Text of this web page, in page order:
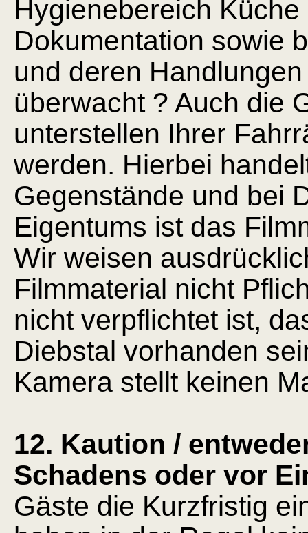
Hygienebereich
Dokumentation sowie
und deren
überwacht ? Auch die
unterstellen Ihrer
werden. Hierbei
Gegenstände und bei
Eigentums ist das
Wir weisen
Filmmaterial nicht
nicht verpflichtet ist,
Diebstal vorhanden
Kamera stellt keinen
12. Kaution /
Schadens oder vor
Gäste die Kurzfristig